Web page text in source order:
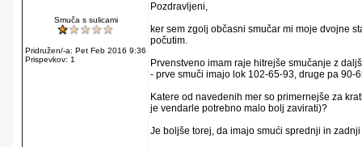
Smuča s sulicami
Pridružen/-a: Pet Feb 2016 9:36
Prispevkov: 1
Pozdravljeni,
ker sem zgolj občasni smučar mi moje dvojne
počutim.
Prvenstveno imam raje hitrejše smučanje z
- prve smuči imajo lok 102-65-93, druge pa 90-
Katere od navedenih mer so primernejše za
je vendarle potrebno malo bolj zavirati)?
Je boljše torej, da imajo smući sprednji in